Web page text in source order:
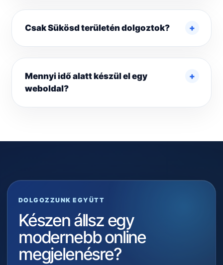
Csak Sükösd területén dolgoztok?
Mennyi idő alatt készül el egy
weboldal?
DOLGOZZUNK EGYÜTT
Készen állsz egy
modernebb online
megjelenésre?